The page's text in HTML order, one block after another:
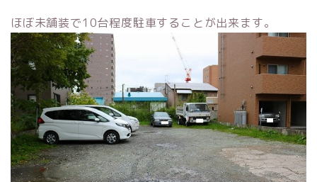
ほぼ未舗装で10台程度駐車することが出来ます。